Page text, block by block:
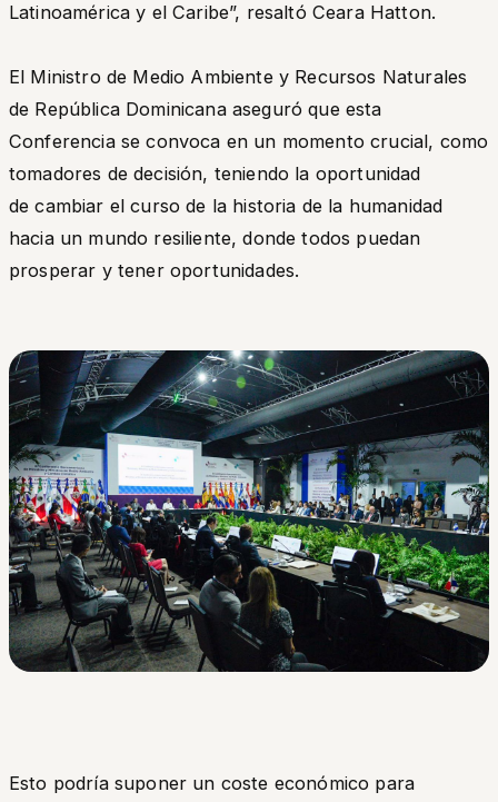
Latinoamérica y el Caribe”, resaltó Ceara Hatton.
El Ministro de Medio Ambiente y Recursos Naturales
de República Dominicana aseguró que esta
Conferencia se convoca en un momento crucial, como
tomadores de decisión, teniendo la oportunidad
de cambiar el curso de la historia de la humanidad
hacia un mundo resiliente, donde todos puedan
prosperar y tener oportunidades.
Esto podría suponer un coste económico para